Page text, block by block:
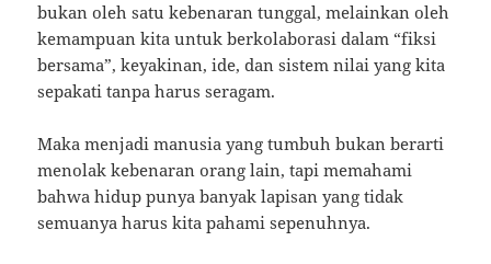
bukan oleh satu kebenaran tunggal, melainkan oleh
kemampuan kita untuk berkolaborasi dalam “fiksi
bersama”, keyakinan, ide, dan sistem nilai yang kita
sepakati tanpa harus seragam.
Maka menjadi manusia yang tumbuh bukan berarti
menolak kebenaran orang lain, tapi memahami
bahwa hidup punya banyak lapisan yang tidak
semuanya harus kita pahami sepenuhnya.